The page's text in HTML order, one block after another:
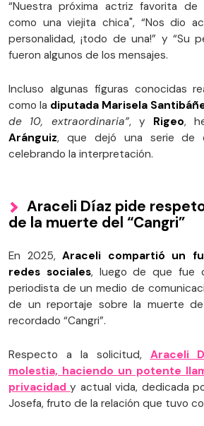
“Nuestra próxima actriz favorita de
como una viejita chica", “Nos dio
personalidad, ¡todo de una!” y “Su
fueron algunos de los mensajes.
Incluso algunas figuras conocidas
como la diputada Marisela
de 10, extraordinaria”, y Rigeo,
Aránguiz, que dejó una serie de
celebrando la interpretación.
Araceli Díaz pide
de la muerte del “Cangri”
En 2025,Araceli compartió un
redes sociales, luego de que fue
periodista de un medio de
de un reportaje sobre la muerte de
recordado “Cangri”.
Respecto a la solicitud, Araceli
molestia, haciendo un potente
privacidady actual vida, dedicada
Josefa, fruto de la relación que tuvo